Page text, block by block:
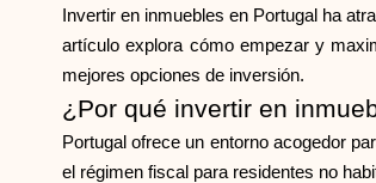
Invertir en inmuebles en Portugal ha
artículo explora cómo empezar y
mejores opciones de inversión.
¿Por qué invertir en
Portugal ofrece un entorno acogedor
el régimen fiscal para residentes no